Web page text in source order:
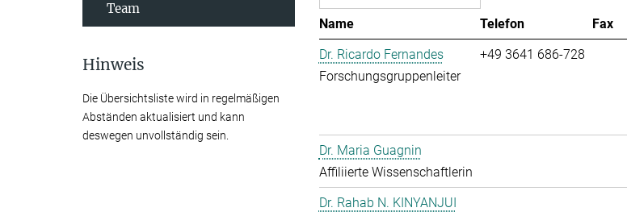
Name Telefon Fax
Dr. Ricardo Fernandes
Forschungsgruppenleiter
+49 3641 686-728
Dr. Maria Guagnin
Affiliierte Wissenschaftlerin
Dr. Rahab N. KINYANJUI
Team
Hinweis
Die Übersichtsliste wird in regelmäßigen
Abständen aktualisiert und kann
deswegen unvollständig sein.